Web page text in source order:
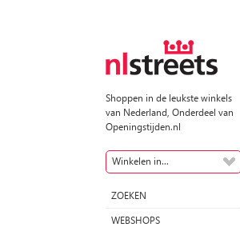
Shoppen in de leukste winkels
van Nederland, Onderdeel van
Openingstijden.nl
Winkelen in...
ZOEKEN
WEBSHOPS